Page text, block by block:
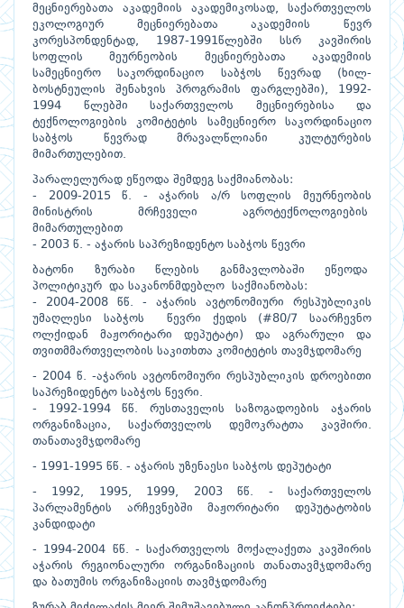
მეცნიერებათა აკადემიის აკადემიკოსად, საქართველოს
ეკოლოგიურ მეცნიერებათა აკადემიის წევრ
კორესპონდენტად, 1987-1991წლებში სსრ კავშირის
სოფლის მეურნეობის მეცნიერებათა აკადემიის
სამეცნიერო საკორდინაციო საბჭოს წევრად (ხილ-
ბოსტნეულის შენახვის პროგრამის ფარგლებში), 1992-
1994 წლებში საქართველოს მეცნიერებისა და
ტექნოლოგიების კომიტეტის სამეცნიერო საკორდინაციო
საბჭოს წევრად მრავალწლიანი კულტურების
მიმართულებით.
პარალელურად ეწეოდა შემდეგ საქმიანობას:
- 2009-2015 წ. - აჭარის ა/რ სოფლის მეურნეობის
მინისტრის მრჩეველი აგროტექნოლოგიების
მიმართულებით
- 2003 წ. - აჭარის საპრეზიდენტო საბჭოს წევრი
ბატონი ზურაბი წლების განმავლობაში ეწეოდა
პოლიტიკურ და საკანონმდებლო საქმიანობას:
- 2004-2008 წწ. - აჭარის ავტონომიური რესპუბლიკის
უმაღლესი საბჭოს წევრი ქედის (#80/7 საარჩევნო
ოლქიდან მაჟორიტარი დეპუტატი) და აგრარული და
თვითმმართველობის საკითხთა კომიტეტის თავმჯდომარე
- 2004 წ. -აჭარის ავტონომიური რესპუბლიკის დროებითი
საპრეზიდენტო საბჭოს წევრი.
- 1992-1994 წწ. რუსთაველის საზოგადოების აჭარის
ორგანიზაცია, საქართველოს დემოკრატთა კავშირი.
თანათავმჯდომარე
- 1991-1995 წწ. - აჭარის უზენაესი საბჭოს დეპუტატი
- 1992, 1995, 1999, 2003 წწ. - საქართველოს
პარლამენტის არჩევნებში მაჟორიტარი დეპუტატობის
კანდიდატი
- 1994-2004 წწ. - საქართველოს მოქალაქეთა კავშირის
აჭარის რეგიონალური ორგანიზაციის თანათავმჯდომარე
და ბათუმის ორგანიზაციის თავმჯდომარე